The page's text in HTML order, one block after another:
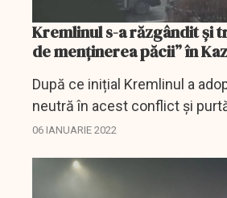
Kremlinul s-a răzgândit și
de menținerea păcii” în
După ce inițial Kremlinul a
neutră în acest conflict și
al președintelui, Dmitri Peskov,
rușii...
06 IANUARIE 2022